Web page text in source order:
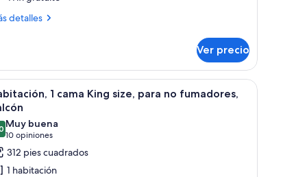
detalles
Ver precio
una cama más pequeña, un escritorio con silla, televisor y ventana con
Habitación de hotel con una cama grande,
7
1 cama King size, para no fumadores,
de 10
Muy buena
10 opiniones
(10
opiniones)
312 pies cuadrados
1 habitación